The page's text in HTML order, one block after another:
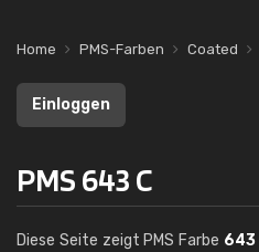
Home PMS-Farben Coated
Einloggen
PMS 643 C
Diese Seite zeigt PMS Farbe 643